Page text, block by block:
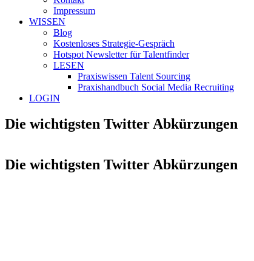
Impressum
WISSEN
Blog
Kostenloses Strategie-Gespräch
Hotspot Newsletter für Talentfinder
LESEN
Praxiswissen Talent Sourcing
Praxishandbuch Social Media Recruiting
LOGIN
Die wichtigsten Twitter Abkürzungen
Die wichtigsten Twitter Abkürzungen